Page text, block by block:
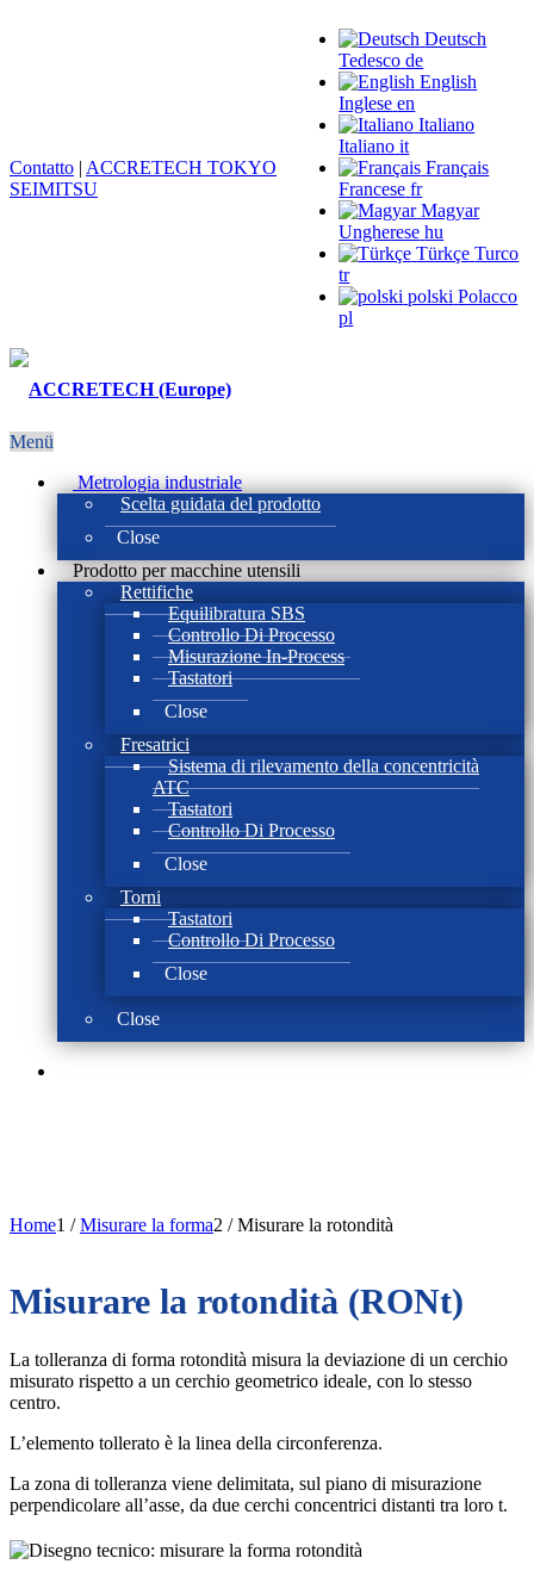
Deutsch
Tedesco de
English
Inglese en
Italiano
Italiano it
Français
Francese fr
Magyar
Ungherese hu
Türkçe Turco
tr
polski Polacco
pl
Contatto | ACCRETECH TOKYO
SEIMITSU
Menü
Metrologia industriale
Scelta guidata del prodotto
Close
Prodotto per macchine utensili
Rettifiche
Equilibratura SBS
Controllo Di Processo
Misurazione In-Process
Tastatori
Close
Fresatrici
Sistema di rilevamento della concentricità
ATC
Tastatori
Controllo Di Processo
Close
Torni
Tastatori
Controllo Di Processo
Close
Close
Home1 / Misurare la forma2 / Misurare la rotondità
Misurare la rotondità (RONt)
La tolleranza di forma rotondità misura la deviazione di un cerchio
misurato rispetto a un cerchio geometrico ideale, con lo stesso
centro.
L’elemento tollerato è la linea della circonferenza.
La zona di tolleranza viene delimitata, sul piano di misurazione
perpendicolare all’asse, da due cerchi concentrici distanti tra loro t.